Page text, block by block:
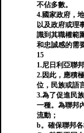
不佔多數。
4.國家政府，
以及政府或理
識到其職權範
和忠誠感的需要
15
1.尼日利亞聯
2.因此，應積
位，民族或語
3.為了促進民
一種。為聯邦
流動；
b。確保聯邦